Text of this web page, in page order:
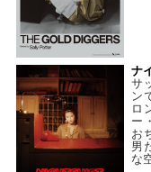
ナ
サ
ン
ロ
ー
お
男
な